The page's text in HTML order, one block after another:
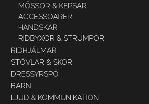
MÖSSOR & KEPSAR
ACCESSOARER
HANDSKAR
RIDBYXOR & STRUMPOR
RIDHJÄLMAR
STÖVLAR & SKOR
DRESSYRSPÖ
BARN
LJUD & KOMMUNIKATION